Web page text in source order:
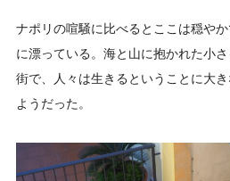
ナポリの喧騒に比べるとここは穏や
に漂っている。海と山に抱かれた小
街で、人々は生きるということに大
ようだった。